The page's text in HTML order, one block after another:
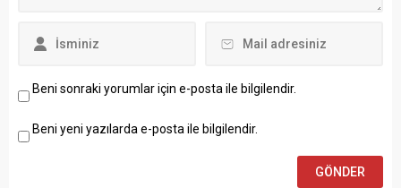
Beni sonraki yorumlar için e-posta ile bilgilendir.
Beni yeni yazılarda e-posta ile bilgilendir.